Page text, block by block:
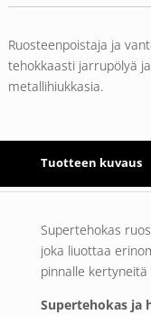
Ruosteenpoistaja ja
tehokkaasti jarrupölyä
metallihiukkasia.
Tuotteen kuvaus
Supertehokas
joka liuottaa
pinnalle
Supertehokas ja